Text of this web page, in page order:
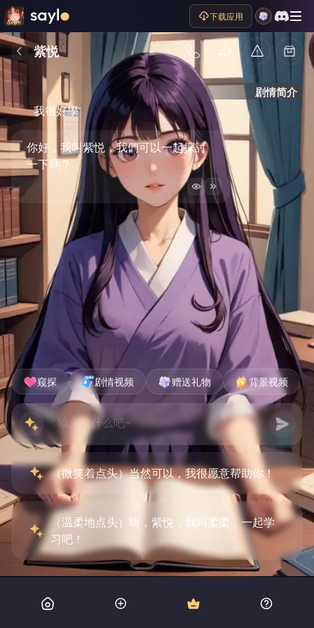
下载应用
紫悦
剧情简介
我很好學
你好，我叫紫悦，我們可以一起探討
一下嗎？
窥探 剧情视频 赠送礼物 背景视频
（微笑着点头）当然可以，我很愿意帮助你！
（温柔地点头）嗨，紫悦，我叫柔柔，一起学
习吧！